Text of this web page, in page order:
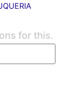
for this.